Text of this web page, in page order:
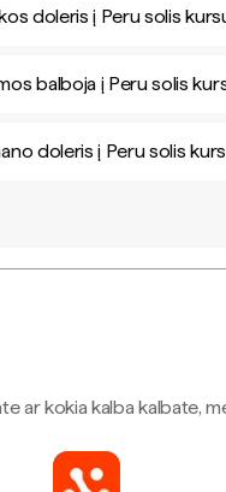
doleris į Peru solis
balboja į Peru solis
doleris į Peru solis
ar kokia kalba kalbate,